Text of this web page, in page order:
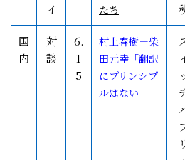
イ
たち
国
内
対
談
6.
1
5
村上春樹＋柴
田元幸「翻訳
にプリンシプ
ルはない」